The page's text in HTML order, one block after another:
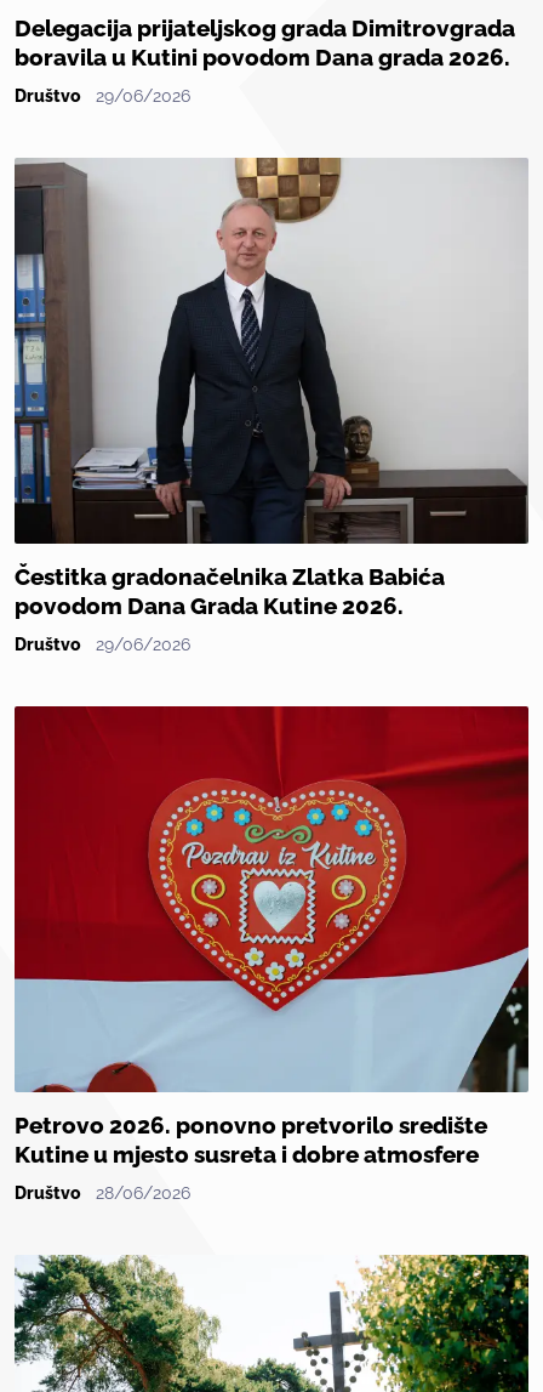
Delegacija prijateljskog grada Dimitrovgrada
boravila u Kutini povodom Dana grada 2026.
Društvo 29/06/2026
Čestitka gradonačelnika Zlatka Babića
povodom Dana Grada Kutine 2026.
Društvo 29/06/2026
Petrovo 2026. ponovno pretvorilo središte
Kutine u mjesto susreta i dobre atmosfere
Društvo 28/06/2026